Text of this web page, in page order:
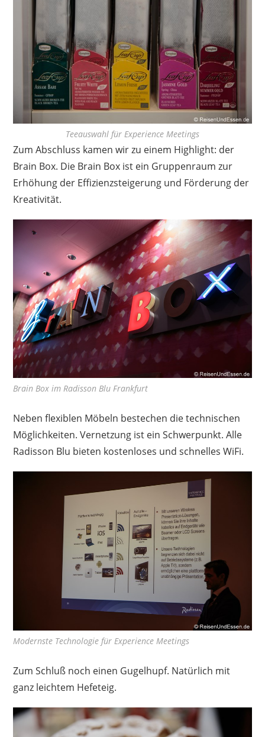
Teeauswahl für Experience Meetings
Zum Abschluss kamen wir zu einem Highlight: der
Brain Box. Die Brain Box ist ein Gruppenraum zur
Erhöhung der Effizienzsteigerung und Förderung der
Kreativität.
Brain Box im Radisson Blu Frankfurt
Neben flexiblen Möbeln bestechen die technischen
Möglichkeiten. Vernetzung ist ein Schwerpunkt. Alle
Radisson Blu bieten kostenloses und schnelles WiFi.
Modernste Technologie für Experience Meetings
Zum Schluß noch einen Gugelhupf. Natürlich mit
ganz leichtem Hefeteig.